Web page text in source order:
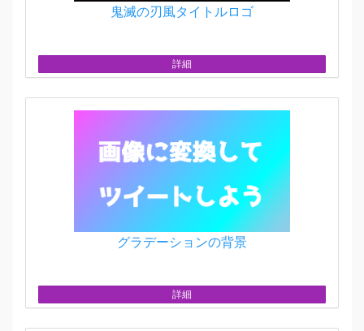
鬼滅の刃風タイトルロゴ
詳細
グラデーションの背景
詳細